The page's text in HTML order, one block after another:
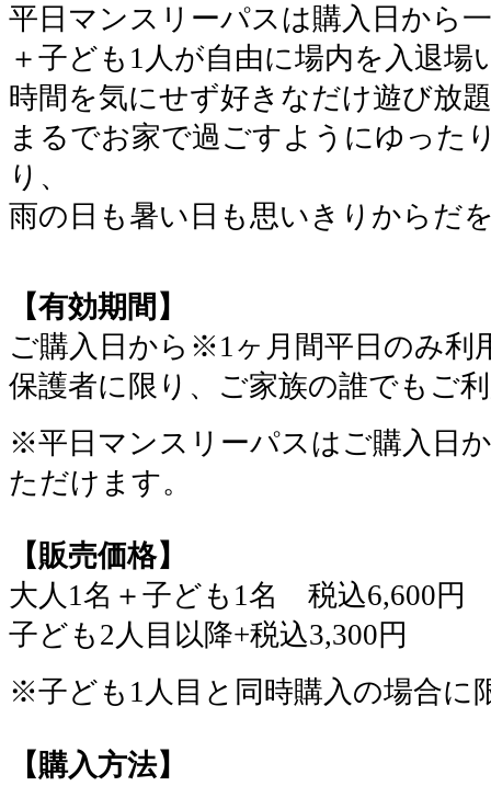
平日マンスリーパスは購入日から
＋子ども1人が自由に場内を入退
時間を気にせず好きなだけ遊び放
まるでお家で過ごすようにゆった
り、
雨の日も暑い日も思いきりからだ
【有効期間】
ご購入日から※1ヶ月間平日のみ利
保護者に限り、ご家族の誰でもご
※平日マンスリーパスはご購入日
ただけます。
【販売価格】
大人1名＋子ども1名 税込6,600円
子ども2人目以降+税込3,300円
※子ども1人目と同時購入の場合に
【購入方法】